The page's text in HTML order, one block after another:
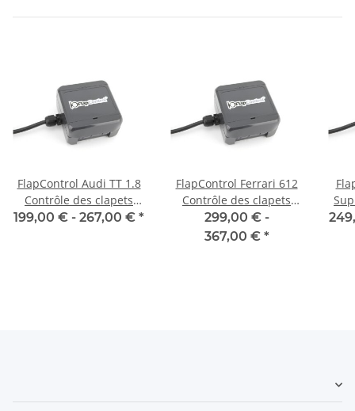
FlapControl Audi TT 1.8
Contrôle des clapets
d'échappement
199,00 € - 267,00 € *
FlapControl Ferrari 612
Contrôle des clapets
d'échappement
299,00 € -
367,00 € *